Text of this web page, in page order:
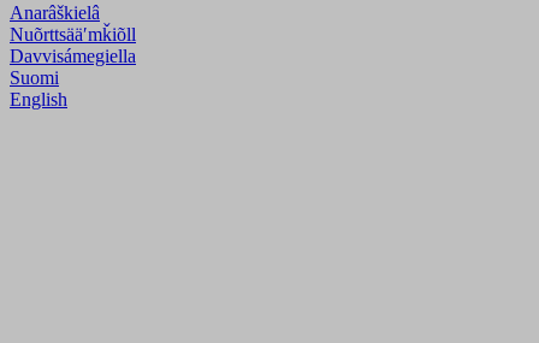
Anarâškielâ
Nuõrttsääʹmǩiõll
Davvisámegiella
Suomi
English